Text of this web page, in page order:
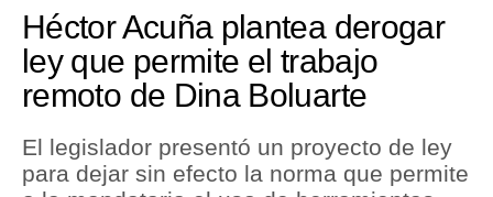
Economía
Mercados
Política
Héctor Acuña plantea derogar
ley que permite el trabajo
remoto de Dina Boluarte
El legislador presentó un proyecto de ley
para dejar sin efecto la norma que permite